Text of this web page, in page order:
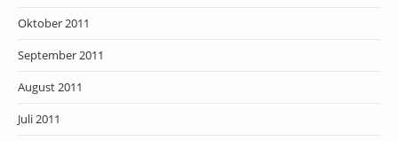
Oktober 2011
September 2011
August 2011
Juli 2011